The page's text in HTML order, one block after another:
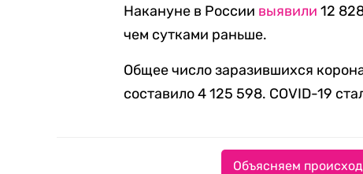
Накануне в России выявили 12
чем сутками раньше.
Общее число заразившихся
составило 4 125 598. COVID-19
Объясняем